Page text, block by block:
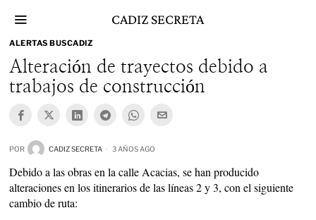
CADIZ SECRETA
ALERTAS BUSCADIZ
Alteración de trayectos debido a
trabajos de construcción
POR CADIZ SECRETA 3 AÑOS AGO
Debido a las obras en la calle Acacias, se han producido
alteraciones en los itinerarios de las líneas 2 y 3, con el siguiente
cambio de ruta: